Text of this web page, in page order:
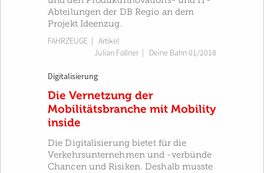
Abteilungen der DB Regio an dem
Projekt Ideenzug.
FAHRZEUGE | Artikel
Julian Follner| Deine Bahn 01/2018
Digitalisierung
Die Vernetzung der
Mobilitätsbranche mit Mobility
inside
Die Digitalisierung bietet für die
Verkehrsunternehmen und -verbünde
Chancen und Risiken. Deshalb musste